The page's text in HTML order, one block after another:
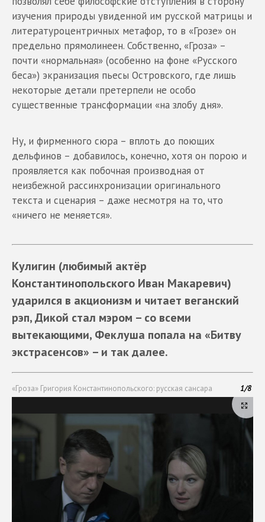
изучения природы увиденной им русской матрицы и
литературоцентричных метафор, то в «Грозе» он
предельно прямолинеен. Собственно, «Гроза» –
почти «нормальная» (особенно на фоне «Русского
беса») экранизация пьесы Островского, где лишь
некоторые детали претерпели не особо
существенные трансформации «на злобу дня».
Ну, и фирменного сюра – вплоть до поющих
дельфинов – добавилось, конечно, хотя он порою и
проявляется как побочная производная от
неизбежной рассинхронизации оригинального
текста и сценария – даже несмотря на то, что
«ничего не меняется».
Кулигин (любимый актёр
Константинопольского Иван Макаревич)
ударился в акционизм и читает веганский
рэп, Дикой стал мэром – со всеми
вытекающими, Феклуша попала на «Битву
экстрасенсов» – и так далее.
«Гроза» Григория Константинопольского: русская сансара 1/8